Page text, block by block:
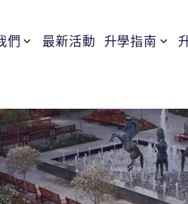
們 最新活動 升學指南